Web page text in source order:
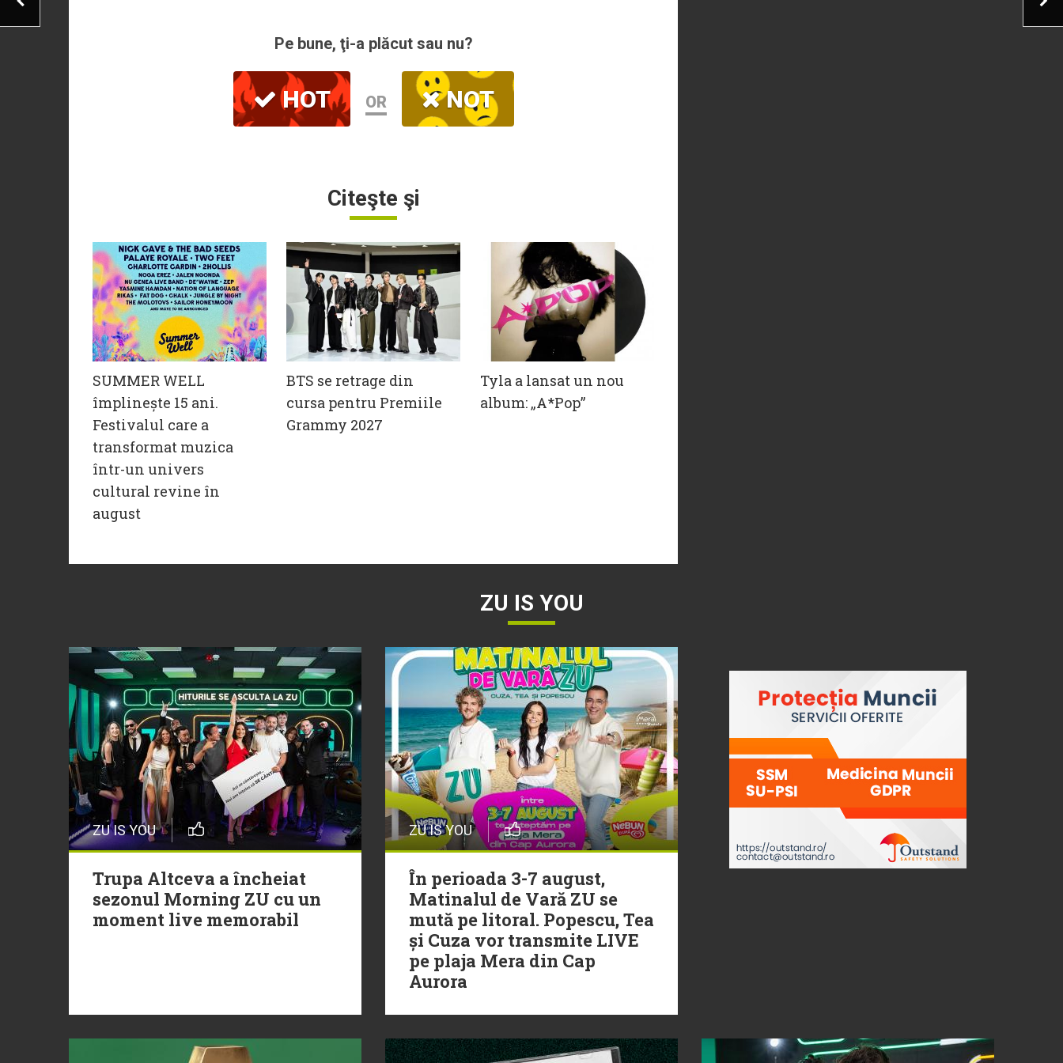
Pe bune, ţi-a plăcut sau nu?
HOT OR NOT
Citeşte şi
SUMMER WELL
împlinește 15 ani.
Festivalul care a
transformat muzica
într-un univers
cultural revine în
august
BTS se retrage din
cursa pentru Premiile
Grammy 2027
Tyla a lansat un nou
album: „A*Pop”
ZU IS YOU
ZU IS YOU
Trupa Altceva a încheiat
sezonul Morning ZU cu un
moment live memorabil
ZU IS YOU
În perioada 3-7 august,
Matinalul de Vară ZU se
mută pe litoral. Popescu, Tea
și Cuza vor transmite LIVE
pe plaja Mera din Cap
Aurora